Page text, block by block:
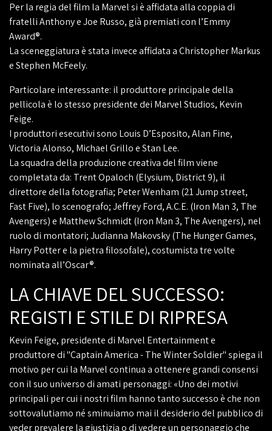
Per la regia del film la Marvel si è affidata alla coppia di
fratelli Anthony e Joe Russo, già premiati con l’Emmy
Award®.
La sceneggiatura è stata invece affidata a Christopher Markus
e Stephen McFeely.
Particolare interessante: il produttore principale della
pellicola è lo stesso presidente dei Marvel Studios, Kevin
Feige.
I produttori esecutivi sono Louis D’Esposito, Alan Fine,
Victoria Alonso, Michael Grillo e Stan Lee.
La squadra della produzione creativa del film viene
completata da: Trent Opaloch (Elysium, District 9), il
direttore della fotografia; Peter Wenham (21 Jump street,
Fast Five), lo scenografo; Jeffrey Ford, A.C.E. (Iron Man 3, The
Avengers) e Matthew Schmidt (Iron Man 3, The Avengers), nel
ruolo di montatori; Judianna Makovsky (The Hunger Games,
Harry Potter e la pietra filosofale), costumista tre volte
nominata all’Oscar®.
LA CHIAVE DEL SUCCESSO:
REGISTI E STILE DI RIPRESA
Kevin Feige, presidente di Marvel Entertainment e
produttore di "Captain America - The Winter Soldier" spiega il
motivo per cui la Marvel continua a ottenere grandi consensi
con il suo universo di amati personaggi: «Uno dei motivi
principali per cui i nostri film hanno tanto successo è che non
sottovalutiamo né sminuiamo mai il desiderio del pubblico di
veder prevalere la giustizia o di vedere un personaggio che